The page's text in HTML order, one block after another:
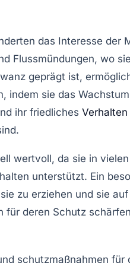
das Interesse der
Flussmündungen, wo
geprägt ist,
, indem sie das
ihr friedliches Verhalten
wertvoll, da sie in
unterstützt. Ein
zu erziehen und sie
deren Schutz